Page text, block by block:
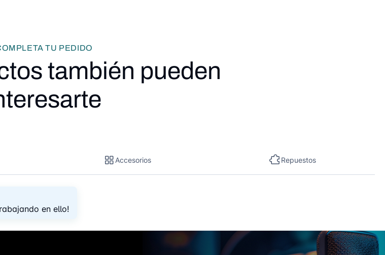
TU PEDIDO
también pueden
Accesorios Repuestos
en ello!